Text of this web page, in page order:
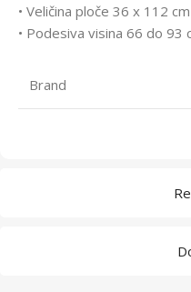
• Veličina ploče 36 x 112 cm
• Podesiva visina 66 do 93
Brand